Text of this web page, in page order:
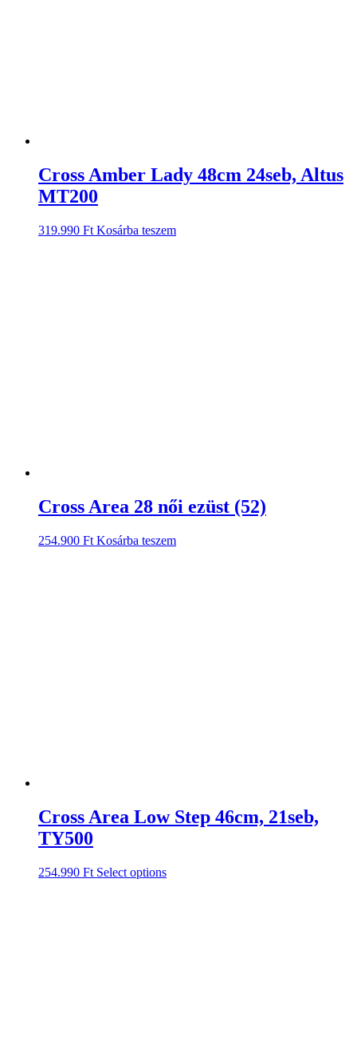
Cross Amber Lady 48cm 24seb, Altus
MT200
319.990 Ft Kosárba teszem
Cross Area 28 női ezüst (52)
254.900 Ft Kosárba teszem
Cross Area Low Step 46cm, 21seb,
TY500
254.990 Ft Select options